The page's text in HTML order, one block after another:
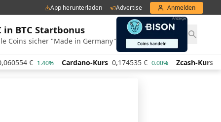
App herunterladen Advertise Anmelden
in BTC Startbonus
Coins sicher "Made in Germany"
1.40% Cardano-Kurs 0,174535 € 0.00% Zcash-Kurs 443,78 €